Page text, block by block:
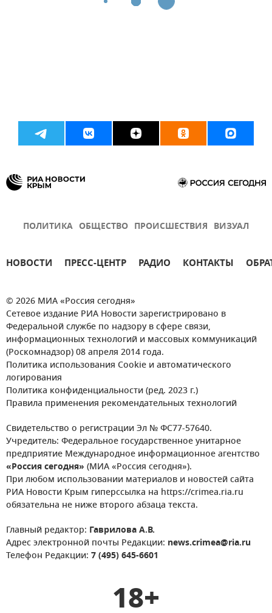
ПОЛИТИКА ОБЩЕСТВО ПРОИСШЕСТВИЯ ВИЗУАЛ
НОВОСТИ ПРЕСС-ЦЕНТР РАДИО КОНТАКТЫ
© 2026 МИА «Россия сегодня»
Сетевое издание РИА Новости зарегистрировано в
Федеральной службе по надзору в сфере связи,
информационных технологий и массовых коммуникаций
(Роскомнадзор) 08 апреля 2014 года.
Политика использования Cookie и автоматического
логирования
Политика конфиденциальности (ред. 2023 г.)
Правила применения рекомендательных технологий
Свидетельство о регистрации Эл № ФС77-57640.
Учредитель: Федеральное государственное унитарное
предприятие Международное информационное агентство
«Россия сегодня» (МИА «Россия сегодня»).
При любом использовании материалов и новостей сайта
РИА Новости Крым гиперссылка на https://crimea.ria.ru
обязательна не ниже второго абзаца текста.
Главный редактор: Гаврилова А.В.
Адрес электронной почты Редакции: news.crimea@ria.ru
Телефон Редакции: 7 (495) 645-6601
18+